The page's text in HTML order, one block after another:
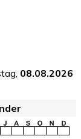
08.08.2026